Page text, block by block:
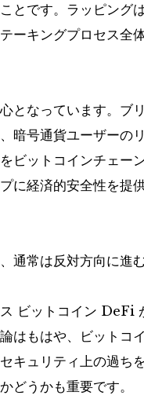
とです。ラッピング
ーキングプロセス全
となっています。ブ
暗号通貨ユーザーの
ビットコインチェー
に経済的安全性を提
通常は反対方向に進
ビットコイン DeFi
はもはや、ビット
キュリティ上の過ち
どうかも重要です。